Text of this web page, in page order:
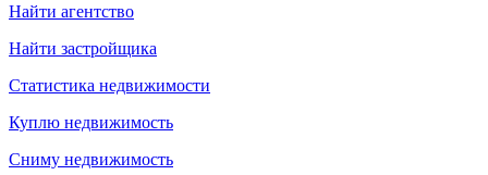
Найти агентство
Найти застройщика
Статистика недвижимости
Куплю недвижимость
Сниму недвижимость